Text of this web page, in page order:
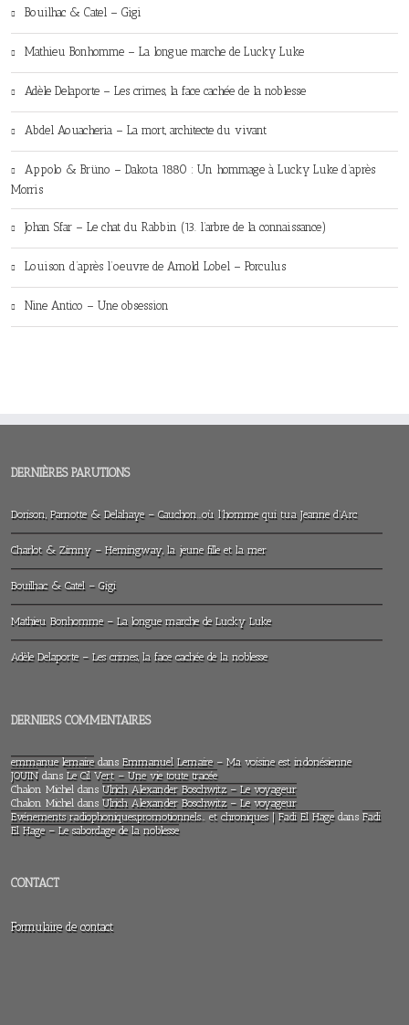
Bouilhac & Catel – Gigi
Mathieu Bonhomme – La longue marche de Lucky Luke
Adèle Delaporte – Les crimes, la face cachée de la noblesse
Abdel Aouacheria – La mort, architecte du vivant
Appolo & Brüno – Dakota 1880 : Un hommage à Lucky Luke d’après
Morris
Johan Sfar – Le chat du Rabbin (13. l’arbre de la connaissance)
Louison d’après l’oeuvre de Arnold Lobel – Porculus
Nine Antico – Une obsession
DERNIÈRES PARUTIONS
Dorison, Parnotte & Delahaye – Cauchon…où l’homme qui tua Jeanne d’Arc
Charlot & Zimny – Hemingway, la jeune fille et la mer
Bouilhac & Catel – Gigi
Mathieu Bonhomme – La longue marche de Lucky Luke
Adèle Delaporte – Les crimes, la face cachée de la noblesse
DERNIERS COMMENTAIRES
emmanue lemairedans Emmanuel Lemaire – Ma voisine est indonésienne
JOUINdans Le Cil Vert – Une vie toute tracée
Chalon Michel dans Ulrich Alexander Boschwitz – Le voyageur
Chalon Michel dans Ulrich Alexander Boschwitz – Le voyageur
Evénements radiophoniques,promotionnels… et chroniques | Fadi El Hagedans Fadi
El Hage – Le sabordage de la noblesse
CONTACT
Formulaire de contact